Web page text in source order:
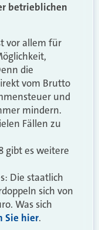
betrieblichen
vor allem für
die
vom Brutto
und
mindern.
Fällen zu
gibt es weitere
Die staatlich
sich von
Was sich
Sie hier.